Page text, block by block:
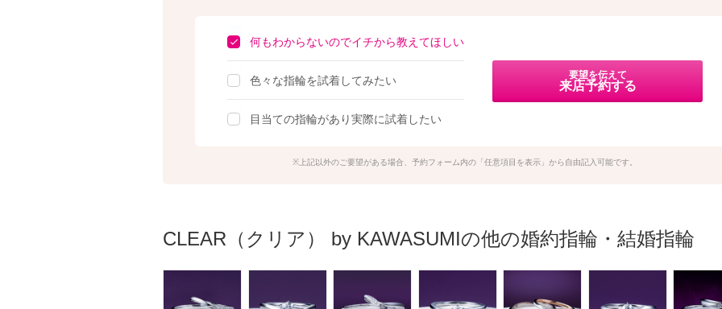
何もわからないのでイチから教えてほしい
色々な指輪を試着してみたい
目当ての指輪があり実際に試着したい
要望を伝えて
来店予約する
上記以外のご要望がある場合、予約フォーム内の「任意項目を表示」から自由記入可能です。
CLEAR（クリア） by KAWASUMIの他の婚約指輪・結婚指輪